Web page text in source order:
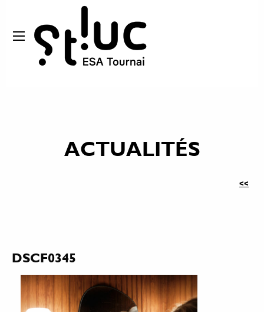
ACTUALITÉS
<<
DSCF0345